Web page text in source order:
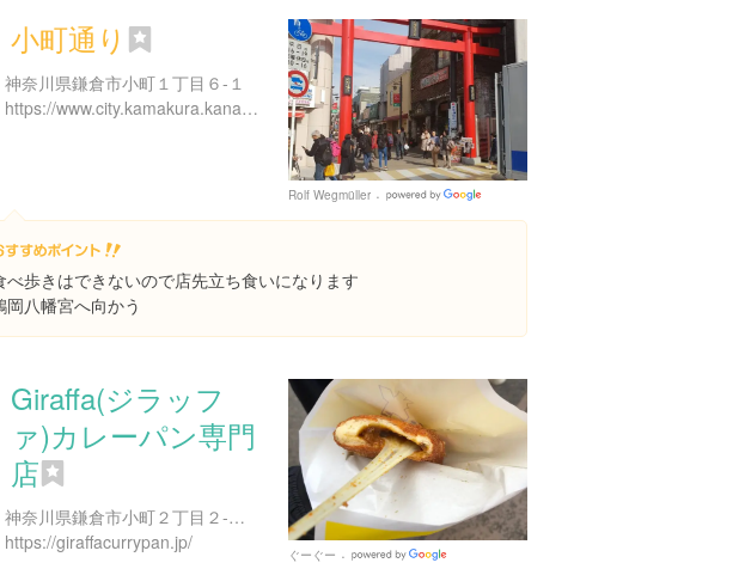
28.522 px
小町通り
神奈川県鎌倉市小町１丁目６-１
https://www.city.kamakura.kanagawa.jp/kamakura-kankou/meisho/02komachidouri.html
Rolf Wegmüller
Places
べ歩きはできないので店先立ち食いになります
岡八幡宮へ向かう
Giraffa(ジラッフ
ァ)カレーパン専門
店
神奈川県鎌倉市小町２丁目２-２１
https://giraffacurrypan.jp/
ぐーぐー